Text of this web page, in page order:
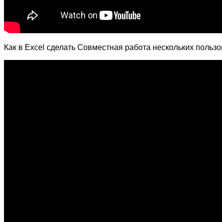
Как в Excel сделать Совместная работа нескольких